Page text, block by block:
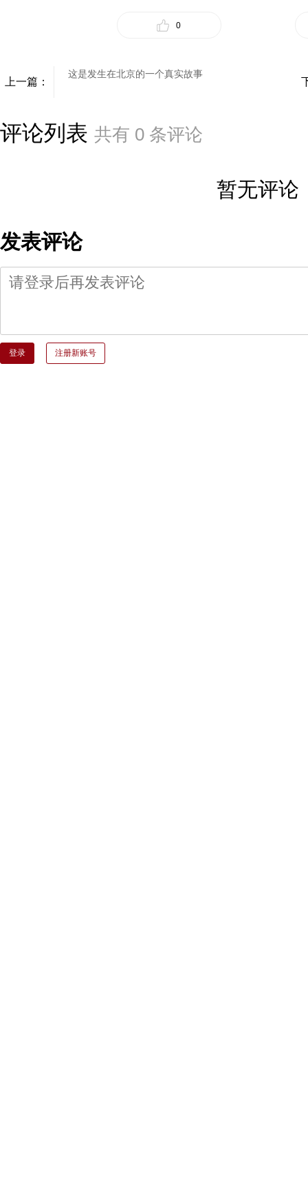
0
上一篇：
这是发生在北京的一个真实故事
评论列表 共有 0 条评论
暂无评论
发表评论
登录 注册新账号